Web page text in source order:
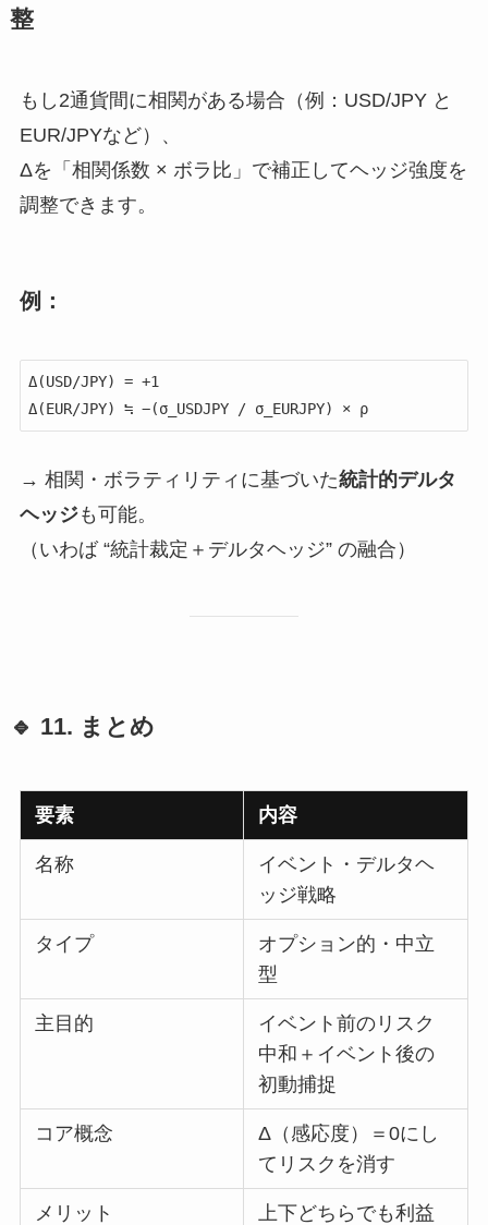
整
もし2通貨間に相関がある場合（例：USD/JPY と
EUR/JPYなど）、
Δを「相関係数 × ボラ比」で補正してヘッジ強度を
調整できます。
例：
Δ(USD/JPY) = +1
Δ(EUR/JPY) ≒ −(σ_USDJPY / σ_EURJPY) × ρ
→ 相関・ボラティリティに基づいた統計的デルタ
ヘッジも可能。
（いわば “統計裁定＋デルタヘッジ” の融合）
🔹 11. まとめ
要素 内容
名称
イベント・デルタヘ
ッジ戦略
タイプ
オプション的・中立
型
主目的
イベント前のリスク
中和＋イベント後の
初動捕捉
コア概念
Δ（感応度）＝0にし
てリスクを消す
メリット
上下どちらでも利益